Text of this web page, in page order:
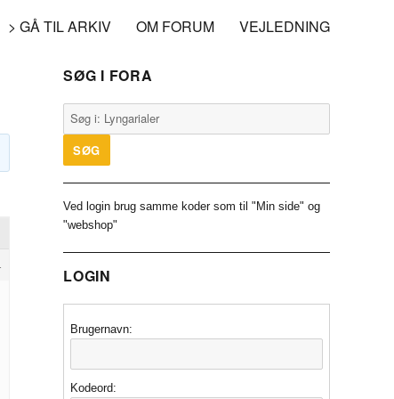
> GÅ TIL ARKIV OM FORUM VEJLEDNING
SØG I FORA
Ved login brug samme koder som til "Min side" og
"webshop"
LOGIN
Brugernavn:
Kodeord: